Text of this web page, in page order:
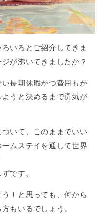
いろとご紹介してきま
が沸いてきましたか？
長期休暇かつ費用もか
うと決めるまで勇気が
いて、このままでいい
ムステイを通して世界
です。
！と思っても、何から
もいるでしょう。